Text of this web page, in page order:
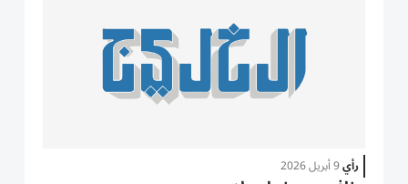
رأي9 أبريل 2026